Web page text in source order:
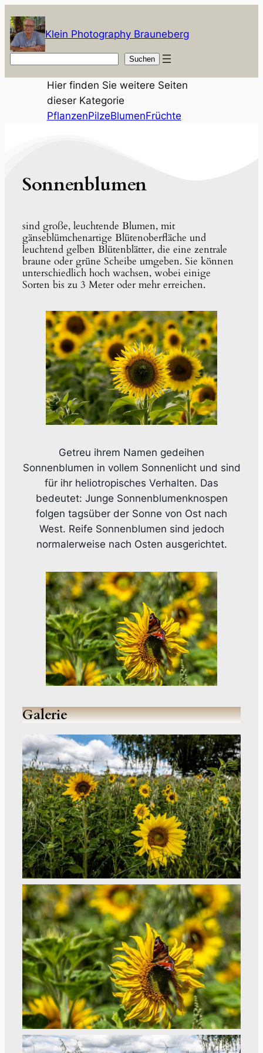
Inhalt
springen
Klein Photography Brauneberg
Suchen
Hier finden Sie weitere Seiten
dieser Kategorie
PflanzenPilzeBlumenFrüchte
Sonnenblumen
sind große, leuchtende Blumen, mit
gänseblümchenartige Blütenoberfläche und
leuchtend gelben Blütenblätter, die eine zentrale
braune oder grüne Scheibe umgeben. Sie können
unterschiedlich hoch wachsen, wobei einige
Sorten bis zu 3 Meter oder mehr erreichen.
Getreu ihrem Namen gedeihen
Sonnenblumen in vollem Sonnenlicht und sind
für ihr heliotropisches Verhalten. Das
bedeutet: Junge Sonnenblumenknospen
folgen tagsüber der Sonne von Ost nach
West. Reife Sonnenblumen sind jedoch
normalerweise nach Osten ausgerichtet.
Galerie